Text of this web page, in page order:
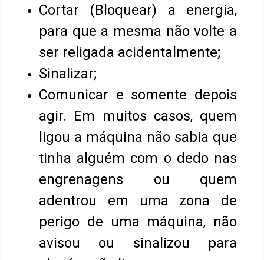
Cortar (Bloquear) a energia,
para que a mesma não volte a
ser religada acidentalmente;
Sinalizar;
Comunicar e somente depois
agir. Em muitos casos, quem
ligou a máquina não sabia que
tinha alguém com o dedo nas
engrenagens ou quem
adentrou em uma zona de
perigo de uma máquina, não
avisou ou sinalizou para